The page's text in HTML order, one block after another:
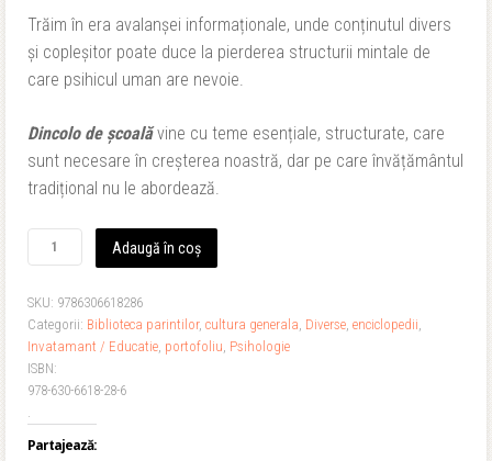
fost:
74,50 lei.
Trăim în era avalanșei informaționale, unde conținutul divers
și copleșitor poate duce la pierderea structurii mintale de
care psihicul uman are nevoie.
Dincolo de școalăvine cu teme esențiale, structurate, care
sunt necesare în creșterea noastră, dar pe care învățământul
tradițional nu le abordează.
Cantitate
Dincolo
scoala
-
Mariana
Radu
Adaugă în coș
SKU: 9786306618286
Categorii: Biblioteca parintilor, cultura generala, Diverse, enciclopedii,
Invatamant / Educatie, portofoliu, Psihologie
ISBN:
978-630-6618-28-6
.
Partajează: